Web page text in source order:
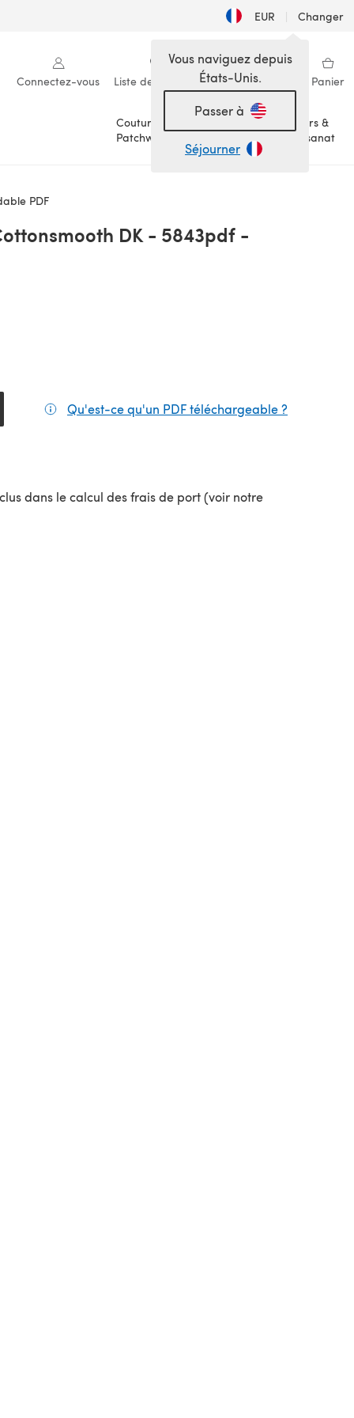
EUR | Changer
Connectez-vous Liste de souhaits Ma bibliothèque Panier
Couture &
Patchwork
Loisirs &
Artisanat
Vous naviguez depuis
États-Unis.
Passer à
Séjourner
PDF
DK - 5843pdf -
Qu'est-ce qu'un PDF téléchargeable ?
dans le calcul des frais de port (voir notre
onglet)